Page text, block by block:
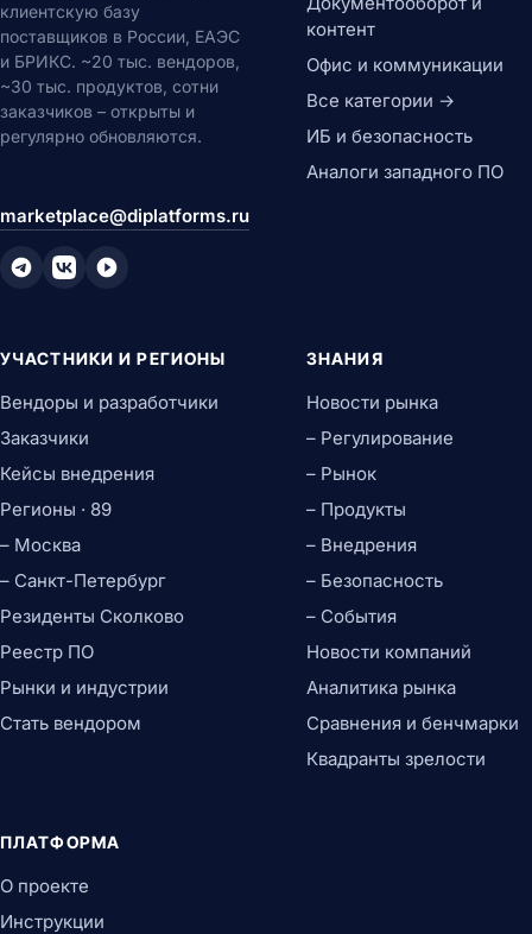
клиентскую базу
поставщиков в России, ЕАЭС
и БРИКС. ~20 тыс. вендоров,
~30 тыс. продуктов, сотни
заказчиков – открыты и
регулярно обновляются.
marketplace@diplatforms.ru
контент
Офис и коммуникации
Все категории →
ИБ и безопасность
Аналоги западного ПО
УЧАСТНИКИ И РЕГИОНЫ
Вендоры и разработчики
Заказчики
Кейсы внедрения
Регионы · 89
– Москва
– Санкт-Петербург
Резиденты Сколково
Реестр ПО
Рынки и индустрии
Стать вендором
ЗНАНИЯ
Новости рынка
– Регулирование
– Рынок
– Продукты
– Внедрения
– Безопасность
– События
Новости компаний
Аналитика рынка
Сравнения и бенчмарки
Квадранты зрелости
ПЛАТФОРМА
О проекте
Инструкции